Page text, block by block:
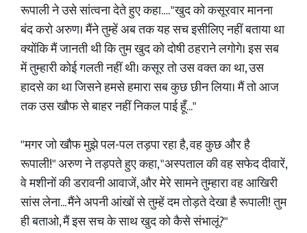
​रूपाली ने उसे सांत्वना देते हुए कहा…. "खुद को कसूरवार मानना
बंद करो अरुण। मैंने तुम्हें अब तक यह सच इसीलिए नहीं बताया था
क्योंकि मैं जानती थी कि तुम खुद को दोषी ठहराने लगोगे। इस सब
में तुम्हारी कोई गलती नहीं थी। कसूर तो उस वक्त का था, उस
हादसे का था जिसने हमसे हमारा सब कुछ छीन लिया। मैं तो आज
तक उस खौफ से बाहर नहीं निकल पाई हूँ..."
​"मगर जो खौफ मुझे पल-पल तड़पा रहा है, वह कुछ और है
रूपाली!" अरुण ने तड़पते हुए कहा, "अस्पताल की वह सफेद दीवारें,
वे मशीनों की डरावनी आवाजें, और मेरे सामने तुम्हारा वह आखिरी
सांस लेना... मैंने अपनी आंखों से तुम्हें दम तोड़ते देखा है रूपाली! तुम
ही बताओ, मैं इस सच के साथ खुद को कैसे संभालूं?"